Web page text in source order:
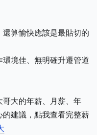
算愉快應該是最貼切的
境佳、無明確升遷管道
大的年薪、月薪、年
建議，點我查看完整薪